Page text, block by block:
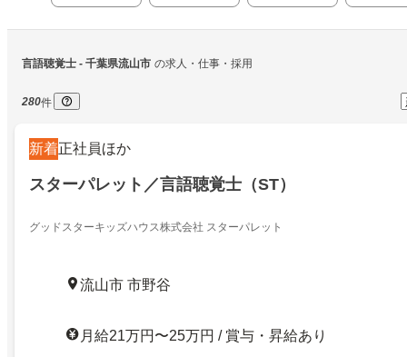
言語聴覚士 - 千葉県流山市 の求人・仕事・採用
280件
新着正社員ほか
スターパレット／言語聴覚士（ST）
グッドスターキッズハウス株式会社 スターパレット
流山市 市野谷
月給21万円〜25万円 / 賞与・昇給あり